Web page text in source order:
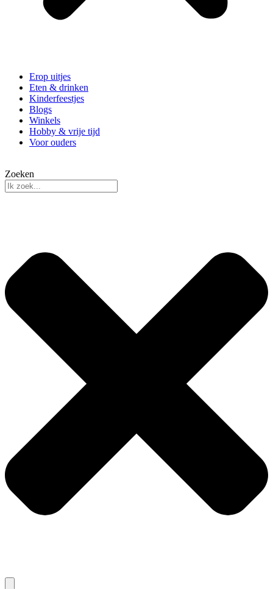
Erop uitjes
Eten & drinken
Kinderfeestjes
Blogs
Winkels
Hobby & vrije tijd
Voor ouders
Zoeken